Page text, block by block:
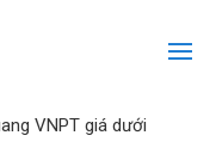
VNPT giá dưới